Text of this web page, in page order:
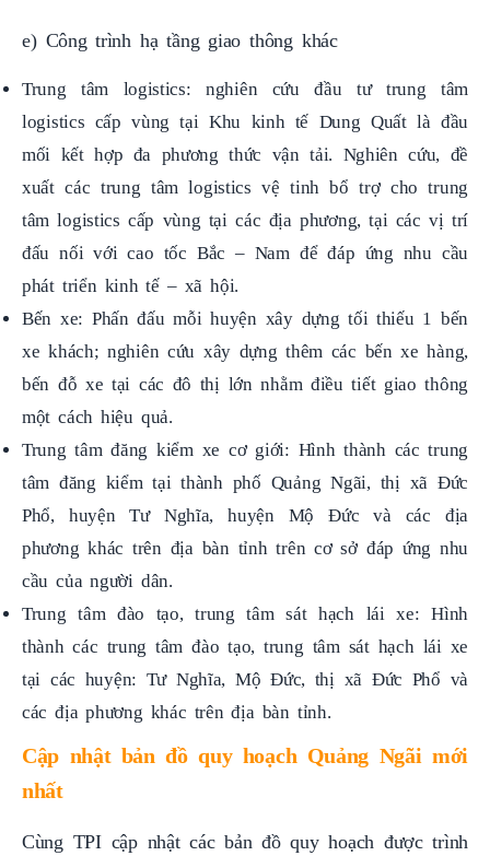
Trung tâm logistics: nghiên cứu đầu tư trung tâm
logistics cấp vùng tại Khu kinh tế Dung Quất là đầu
mối kết hợp đa phương thức vận tải. Nghiên cứu, đề
xuất các trung tâm logistics vệ tinh bổ trợ cho trung
tâm logistics cấp vùng tại các địa phương, tại các vị trí
đấu nối với cao tốc Bắc – Nam để đáp ứng nhu cầu
phát triển kinh tế – xã hội.
Bến xe: Phấn đấu mỗi huyện xây dựng tối thiếu 1 bến
xe khách; nghiên cứu xây dựng thêm các bến xe hàng,
bến đỗ xe tại các đô thị lớn nhằm điều tiết giao thông
một cách hiệu quả.
Trung tâm đăng kiểm xe cơ giới: Hình thành các trung
tâm đăng kiểm tại thành phố Quảng Ngãi, thị xã Đức
Phổ, huyện Tư Nghĩa, huyện Mộ Đức và các địa
phương khác trên địa bàn tỉnh trên cơ sở đáp ứng nhu
cầu của người dân.
Trung tâm đào tạo, trung tâm sát hạch lái xe: Hình
thành các trung tâm đào tạo, trung tâm sát hạch lái xe
tại các huyện: Tư Nghĩa, Mộ Đức, thị xã Đức Phổ và
các địa phương khác trên địa bàn tỉnh.
Cập nhật bản đồ quy hoạch Quảng Ngãi mới
nhất
Cùng TPI cập nhật các bản đồ quy hoạch được trình
dự thảo Thủ tướng phê duyệt Quy hoạch Quảng Ngãi